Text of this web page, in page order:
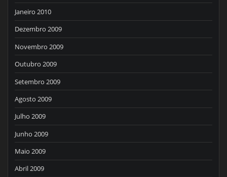
Janeiro 2010
Dezembro 2009
Novembro 2009
Outubro 2009
Setembro 2009
Agosto 2009
Julho 2009
Junho 2009
Maio 2009
Abril 2009